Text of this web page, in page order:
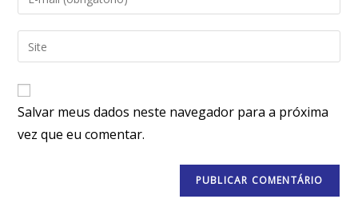
Salvar meus dados neste navegador para a próxima
vez que eu comentar.